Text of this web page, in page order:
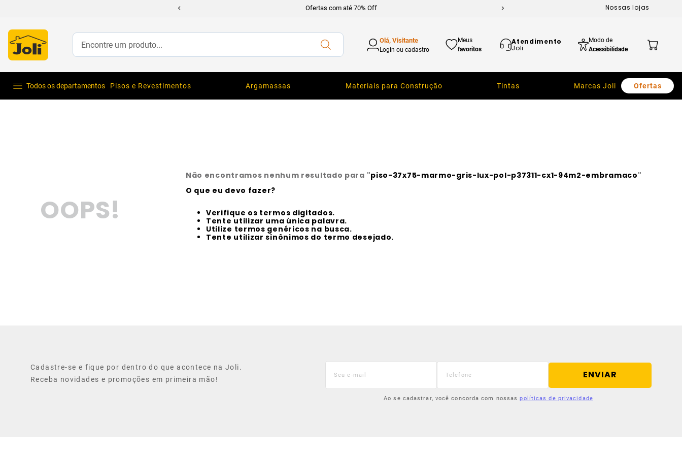
Ofertas com até 70% Off Nossas lojas
Encontre um produto... Olá, Visitante
Login ou cadastro
Meus
favoritos
Atendimento
Joli
Modo de
Acessibilidade
Todos os departamentos Pisos e Revestimentos Argamassas Materiais para Construção Tintas Marcas Joli Ofertas
OOPS!
Não encontramos nenhum resultado para "piso-37x75-marmo-gris-lux-pol-p37311-cx1-94m2-embramaco"
O que eu devo fazer?
Verifique os termos digitados.
Tente utilizar uma única palavra.
Utilize termos genéricos na busca.
Tente utilizar sinônimos do termo desejado.
Cadastre-se e fique por dentro do que acontece na Joli.
Receba novidades e promoções em primeira mão!
ENVIAR
Ao se cadastrar, você concorda com nossas políticas de privacidade